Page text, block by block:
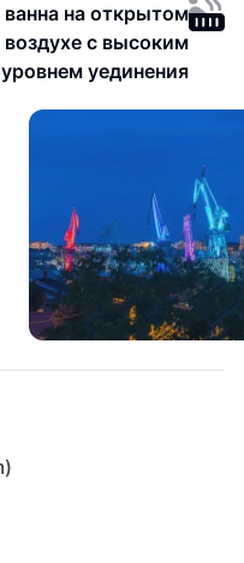
ванна на открытом
воздухе с высоким
уровнем уединения